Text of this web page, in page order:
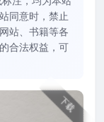
同意时，禁止
站、书籍等各
合法权益，可
下载